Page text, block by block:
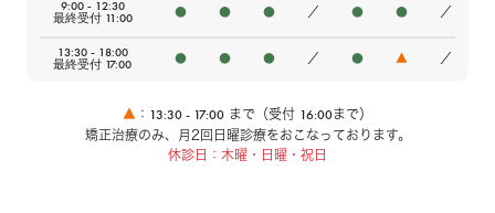
9:00 - 12:30
最終受付 11:00 ● ● ● ／ ● ● ／
13:30 - 18:00
最終受付 17:00 ● ● ● ／ ● ▲ ／
▲ ： 13:30 - 17:00 まで（受付 16:00まで）
矯正治療のみ、月2回日曜診療をおこなっております。
休診日：木曜・日曜・祝日